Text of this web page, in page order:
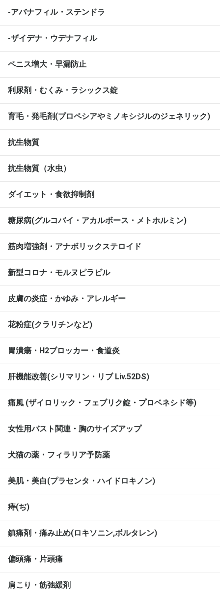
-アバナフィル・ステンドラ
-ザイデナ・ウデナフィル
ペニス増大・早漏防止
利尿剤・むくみ・ラシックス錠
育毛・発毛剤(プロペシアやミノキシジルのジェネリック)
抗生物質
抗生物質（水虫）
ダイエット・食欲抑制剤
糖尿病(グルコバイ・アカルボース・メトホルミン)
筋肉増強剤・アナボリックステロイド
新型コロナ・モルヌピラビル
皮膚の炎症・かゆみ・アレルギー
花粉症(クラリチンなど)
胃潰瘍・H2ブロッカー・食道炎
肝機能改善(シリマリン・リブ Liv.52DS)
痛風 (ザイロリック・フェブリク錠・プロベネシド等)
女性用バスト関連・胸のサイズアップ
犬猫の薬・フィラリア予防薬
美肌・美白(プラセンタ・ハイドロキノン)
痔(ぢ)
鎮痛剤・痛み止め(ロキソニン,ボルタレン)
偏頭痛・片頭痛
肩こり・筋弛緩剤